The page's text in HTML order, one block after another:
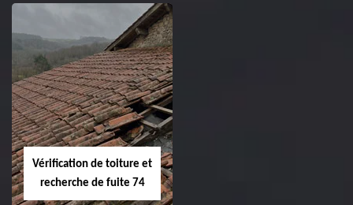
Vérification de toiture et
recherche de fuite 74